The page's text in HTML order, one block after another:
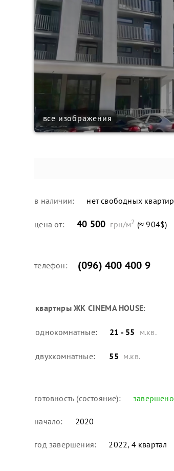
все изображения
в наличии: нет свободных квартир
цена от: 40 500 грн/м2 (≈ 904$)
телефон: (096) 400 400 9
квартирыЖК CINEMA HOUSE:
однокомнатные: 21 - 55 м.кв.
двухкомнатные: 55 м.кв.
готовность (состояние): завершено
начало: 2020
год завершения: 2022, 4 квартал